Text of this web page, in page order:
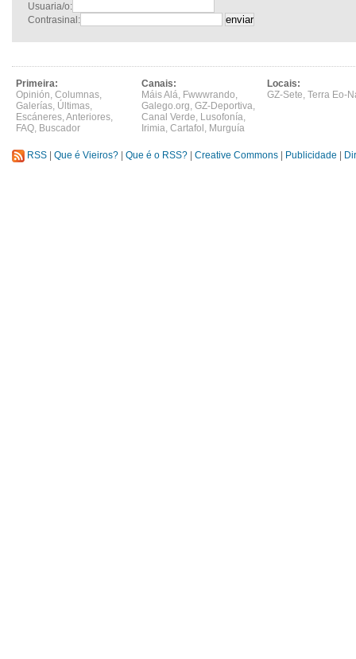
Usuaria/o:
Contrasinal:
Primeira:
Opinión, Columnas,
Galerías, Últimas,
Escáneres,Anteriores,
FAQ, Buscador
Canais:
Máis Alá, Fwwwrando,
Galego.org, GZ-Deportiva,
Canal Verde, Lusofonía,
Irimia, Cartafol , Murguía
Locais:
GZ-Sete, Terra Eo-
RSS Que é Vieiros? Que é o RSS? Creative Commons Publicidade